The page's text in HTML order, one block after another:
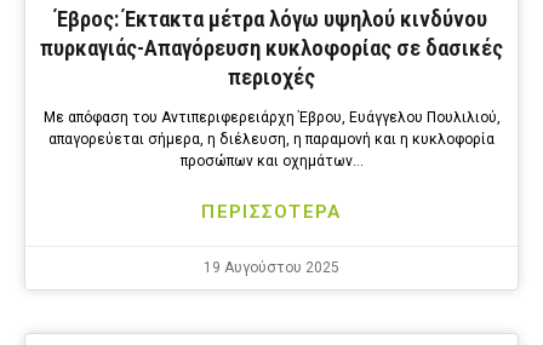
Έβρος: Έκτακτα μέτρα λόγω υψηλού κινδύνου
πυρκαγιάς-Απαγόρευση κυκλοφορίας σε δασικές
περιοχές
Mε απόφαση του Αντιπεριφερειάρχη Έβρου, Ευάγγελου Πουλιλιού,
απαγορεύεται σήμερα, η διέλευση, η παραμονή και η κυκλοφορία
προσώπων και οχημάτων…
ΠΕΡΙΣΣΟΤΕΡΑ
19 Αυγούστου 2025